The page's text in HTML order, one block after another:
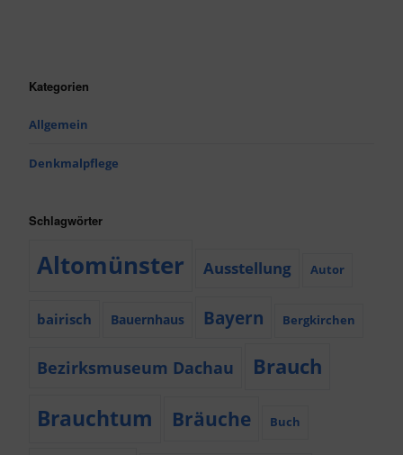
Kategorien
Allgemein
Denkmalpflege
Schlagwörter
Altomünster Ausstellung Autor
bairisch Bauernhaus Bayern Bergkirchen
Bezirksmuseum Dachau Brauch
Brauchtum Bräuche Buch